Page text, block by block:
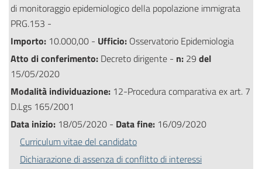
di monitoraggio epidemiologico della popolazione immigrata
PRG.153 -
Importo: 10.000,00 - Ufficio: Osservatorio Epidemiologia
Atto di conferimento: Decreto dirigente - n: 29 del
15/05/2020
Modalità individuazione: 12-Procedura comparativa ex art. 7
D.Lgs 165/2001
Data inizio: 18/05/2020 - Data fine: 16/09/2020
Curriculum vitae del candidato
Dichiarazione di assenza di conflitto di interessi